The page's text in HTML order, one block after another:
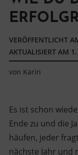
VERÖFFENTLICHT
AKTUALISIERT AM
von Karin
Es ist schon
Ende zu und die
häufen, jeder
nächste Jahr und